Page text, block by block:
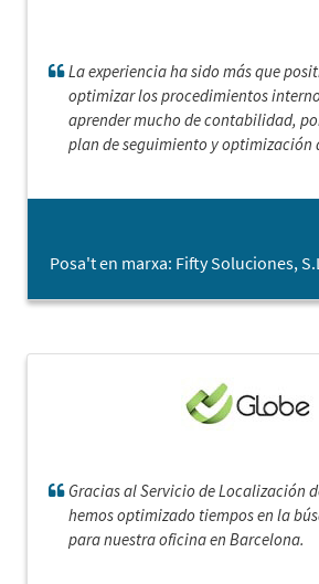
La experiencia ha sido más que
optimizar los procedimientos
aprender mucho de contabilidad,
plan de seguimiento y optimización
Posa't en marxa: Fifty Soluciones,
Gracias al Servicio de Localización
hemos optimizado tiempos en la
para nuestra oficina en Barcelona.